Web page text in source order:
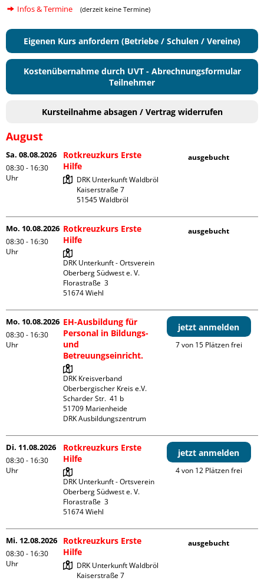
Infos & Termine
(derzeit keine Termine)
Eigenen Kurs anfordern (Betriebe / Schulen / Vereine)
Kostenübernahme durch UVT - Abrechnungsformular
Teilnehmer
Kursteilnahme absagen / Vertrag widerrufen
August
Sa. 08.08.2026
08:30 - 16:30
Uhr
Rotkreuzkurs Erste
Hilfe
DRK Unterkunft Waldbröl
Kaiserstraße 7
ausgebucht
Mo. 10.08.2026
08:30 - 16:30
Uhr
Rotkreuzkurs Erste
Hilfe
DRK Unterkunft - Ortsverein
Oberberg Südwest e. V.
Florastraße  3
ausgebucht
Mo. 10.08.2026
08:30 - 16:30
Uhr
EH-Ausbildung für
Personal in Bildungs-
und
Betreuungseinricht.
DRK Kreisverband
Oberbergischer Kreis e.V.
Scharder Str.  41 b
51709 Marienheide
DRK Ausbildungszentrum
jetzt anmelden
7 von 15 Plätzen frei
Di. 11.08.2026
08:30 - 16:30
Uhr
Rotkreuzkurs Erste
Hilfe
DRK Unterkunft - Ortsverein
Oberberg Südwest e. V.
Florastraße  3
jetzt anmelden
4 von 12 Plätzen frei
Mi. 12.08.2026
08:30 - 16:30
Uhr
Rotkreuzkurs Erste
Hilfe
DRK Unterkunft Waldbröl
Kaiserstraße 7
ausgebucht